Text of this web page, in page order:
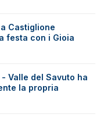
Castiglione
festa con i Gioia
Valle del Savuto ha
la propria